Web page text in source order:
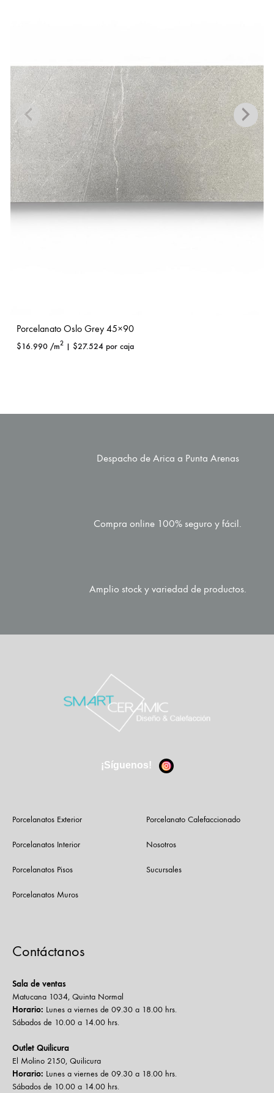
Porcelanato Oslo Grey 45×90
$16.990 /m2 | $27.524 por caja
Despacho de Arica a Punta Arenas
Compra online 100% seguro y fácil.
Amplio stock y variedad de productos.
¡Síguenos!
Porcelanatos Exterior
Porcelanatos Interior
Porcelanatos Pisos
Porcelanatos Muros
Porcelanato Calefaccionado
Nosotros
Sucursales
Contáctanos
Sala de ventas
Matucana 1034, Quinta Normal
Horario: Lunes a viernes de 09.30 a 18.00 hrs.
Sábados de 10.00 a 14.00 hrs.
Outlet Quilicura
El Molino 2150, Quilicura
Horario: Lunes a viernes de 09.30 a 18.00 hrs.
Sábados de 10.00 a 14.00 hrs.